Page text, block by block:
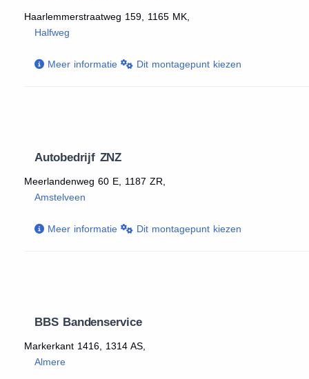
Haarlemmerstraatweg 159, 1165 MK,
Halfweg
Meer informatie Dit montagepunt kiezen
Autobedrijf ZNZ
Meerlandenweg 60 E, 1187 ZR,
Amstelveen
Meer informatie Dit montagepunt kiezen
BBS Bandenservice
Markerkant 1416, 1314 AS,
Almere